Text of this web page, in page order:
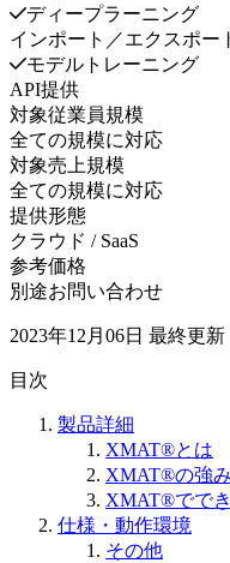
ディープラーニング
インポート／エクスポー
モデルトレーニング
API提供
対象従業員規模
全ての規模に対応
対象売上規模
全ての規模に対応
提供形態
クラウド / SaaS
参考価格
別途お問い合わせ
2023年12月06日 最終更新
目次
製品詳細
XMAT®とは
XMAT®の強み
XMAT®でで
仕様・動作環境
その他